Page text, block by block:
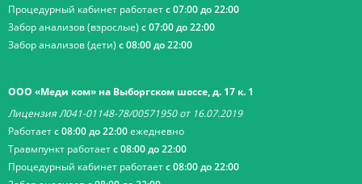
Процедурный кабинет работаетс 07:00 до 22:00
Забор анализов (взрослые) с 07:00 до 22:00
Забор анализов (дети) с 08:00 до 22:00
ООО «Меди ком» на Выборгском шоссе, д. 17 к. 1
Лицензия Л041-01148-78/00571950 от 16.07.2019
Работаетс 08:00 до 22:00ежедневно
Травмпункт работаетс 08:00 до 22:00
Процедурный кабинет работаетс 08:00 до 22:00